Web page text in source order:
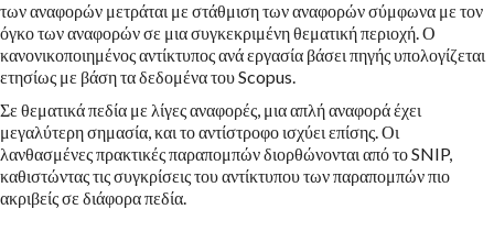
των αναφορών μετράται με στάθμιση των αναφορών σύμφωνα με τον
όγκο των αναφορών σε μια συγκεκριμένη θεματική περιοχή. Ο
κανονικοποιημένος αντίκτυπος ανά εργασία βάσει πηγής υπολογίζεται
ετησίως με βάση τα δεδομένα του Scopus.
Σε θεματικά πεδία με λίγες αναφορές, μια απλή αναφορά έχει
μεγαλύτερη σημασία, και το αντίστροφο ισχύει επίσης. Οι
λανθασμένες πρακτικές παραπομπών διορθώνονται από το SNIP,
καθιστώντας τις συγκρίσεις του αντίκτυπου των παραπομπών πιο
ακριβείς σε διάφορα πεδία.